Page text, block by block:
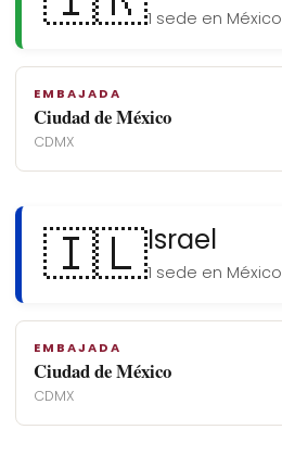
1 sede en México
EMBAJADA
Ciudad de México
CDMX
🇮🇱Israel
1 sede en México
EMBAJADA
Ciudad de México
CDMX